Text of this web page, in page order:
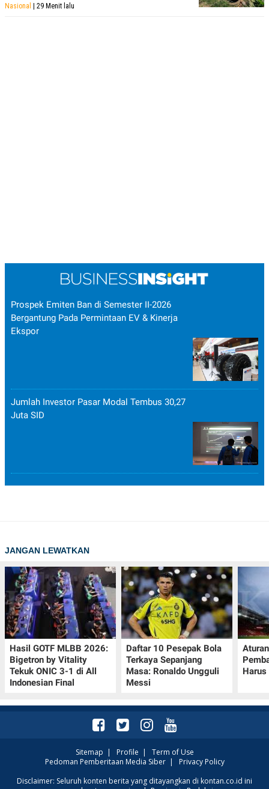
Nasional | 29 Menit lalu
Prospek Emiten Ban di Semester II-2026
Bergantung Pada Permintaan EV & Kinerja
Ekspor
Jumlah Investor Pasar Modal Tembus 30,27
Juta SID
JANGAN LEWATKAN
Hasil GOTF MLBB 2026:
Bigetron by Vitality
Tekuk ONIC 3-1 di All
Indonesian Final
Daftar 10 Pesepak Bola
Terkaya Sepanjang
Masa: Ronaldo Ungguli
Messi
Sitemap | Profile | Term of Use
Pedoman Pemberitaan Media Siber| Privacy Policy
Disclaimer: Seluruh konten berita yang ditayangkan di kontan.co.id ini